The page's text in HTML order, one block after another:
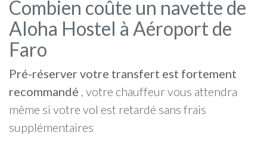
Combien coûte un navette de
Aloha Hostel à Aéroport de
Faro
Pré-réserver votre transfert est fortement
recommandé , votre chauffeur vous attendra
même si votre vol est retardé sans frais
supplémentaires